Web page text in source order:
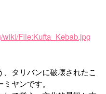
wiki/File:Kufta_Kebab.jpg
タリバンに破壊されたこ
ヤンです。